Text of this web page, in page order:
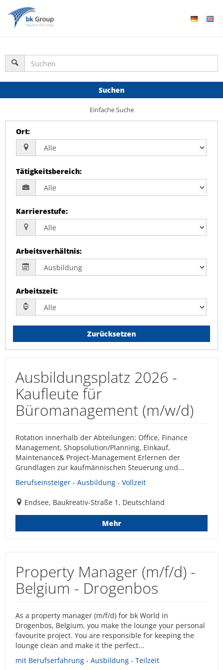
Suchen
Einfache Suche
Ort:
Tätigkeitsbereich:
Karrierestufe:
Arbeitsverhältnis:
Arbeitszeit:
Zurücksetzen
Ausbildungsplatz 2026 -
Kaufleute für
Büromanagement (m/w/d)
Rotation innerhalb der Abteilungen: Office, Finance
Management, Shopsolution/Planning, Einkauf,
Maintenance& Project-Management Erlernen der
Grundlagen zur kaufmännischen Steuerung und...
Berufseinsteiger - Ausbildung - Vollzeit
Endsee, Baukreativ-Straße 1, Deutschland
Mehr
Property Manager (m/f/d) -
Belgium - Drogenbos
As a property manager (m/f/d) for bk World in
Drogenbos, Belgium, you make the lounge your personal
favourite project. You are responsible for keeping the
lounge clean and make it the perfect...
mit Berufserfahrung - Ausbildung - Teilzeit